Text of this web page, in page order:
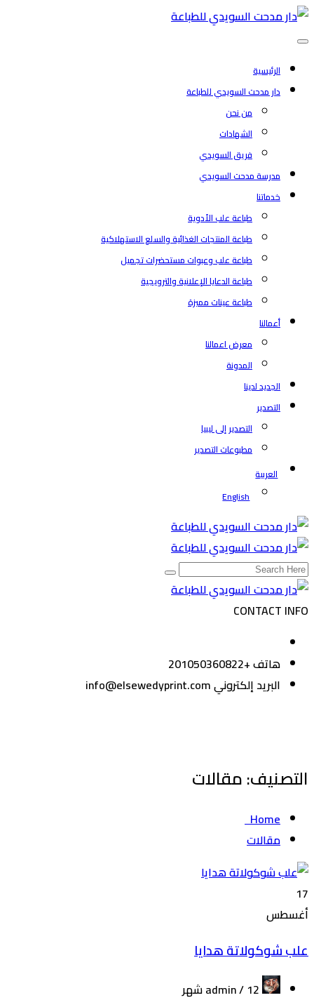
مقالات
مدحت
السويدي
للطباعة
الرئيسية
دار مدحت السويدي للطباعة
من نحن
الشهادات
فريق السويدي
مدرسة مدحت السويدي
خدماتنا
طباعة علب الأدوية
طباعة المنتجات الغذائية والسلع الاستهلاكية
طباعة علب وعبوات مستحضرات تجميل
طباعة الدعايا الإعلانية والترويجية
طباعة عينات مميزة
أعمالنا
معرض اعمالنا
المدونة
الجديد لدينا
التصدير
التصدير إلى ليبيا
مطبوعات التصدير
العربية
English
CONTACT INFO
هاتف+201050360822
البريد إلكتروني
التصنيف:مقالات
Home
مقالات
17
أغسطس
علب شوكولاتة هدايا
12 شهر